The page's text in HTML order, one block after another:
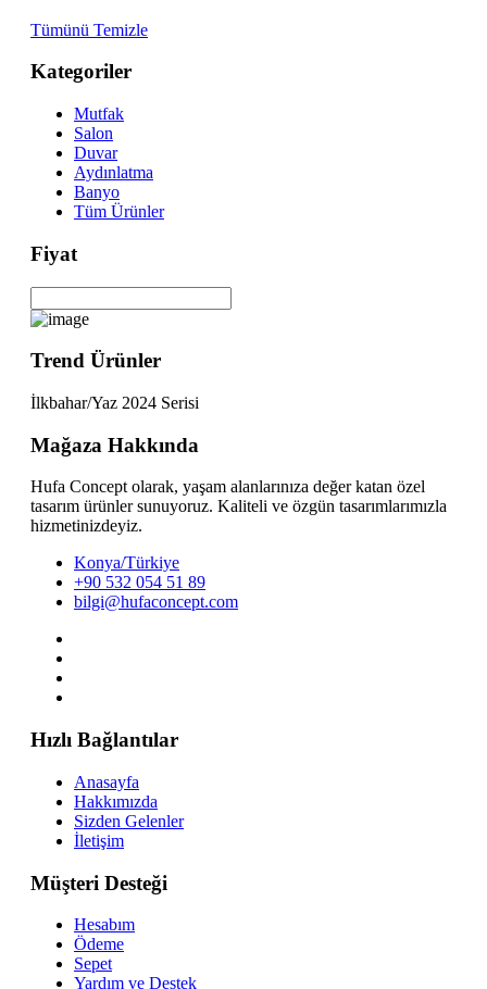
Tümünü Temizle
Kategoriler
Mutfak
Salon
Duvar
Aydınlatma
Banyo
Tüm Ürünler
Fiyat
Trend Ürünler
İlkbahar/Yaz 2024 Serisi
Mağaza Hakkında
Hufa Concept olarak, yaşam alanlarınıza değer katan özel
tasarım ürünler sunuyoruz. Kaliteli ve özgün tasarımlarımızla
hizmetinizdeyiz.
Konya/Türkiye
+90 532 054 51 89
bilgi@hufaconcept.com
Hızlı Bağlantılar
Anasayfa
Hakkımızda
Sizden Gelenler
İletişim
Müşteri Desteği
Hesabım
Ödeme
Sepet
Yardım ve Destek